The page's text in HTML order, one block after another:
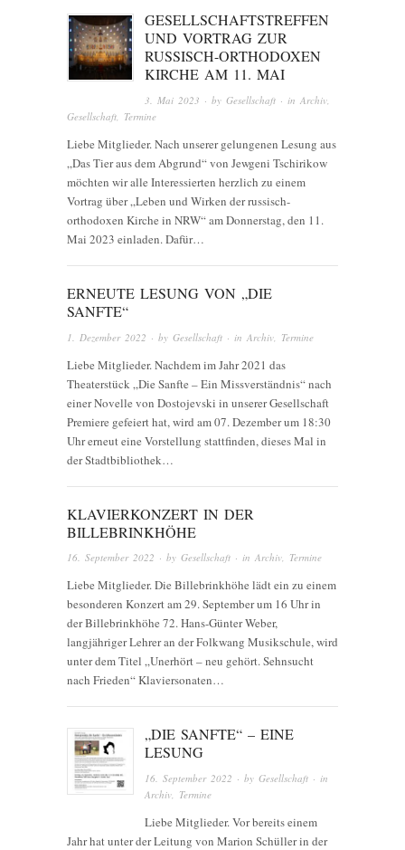
GESELLSCHAFTSTREFFEN
UND VORTRAG ZUR
RUSSISCH-ORTHODOXEN
KIRCHE AM 11. MAI
3. Mai 2023 · byGesellschaft · inArchiv
Gesellschaft Termine
Liebe Mitglieder. Nach unserer gelungenen Lesung aus
„Das Tier aus dem Abgrund“ von Jewgeni Tschirikow
möchten wir alle Interessierten herzlich zu einem
Vortrag über „Leben und Wirken der russisch-
orthodoxen Kirche in NRW“ am Donnerstag, den 11.
Mai 2023 einladen. Dafür…
ERNEUTE LESUNG VON „DIE
SANFTE“
1. Dezember 2022 · by Gesellschaft · in Archiv Termine
Liebe Mitglieder. Nachdem im Jahr 2021 das
Theaterstück „Die Sanfte – Ein Missverständnis“ nach
einer Novelle von Dostojevski in unserer Gesellschaft
Premiere gefeiert hat, wird am 07. Dezember um 18:30
Uhr erneut eine Vorstellung stattfinden, dieses Mal in
der Stadtbibliothek…
KLAVIERKONZERT IN DER
BILLEBRINKHÖHE
16. September 2022 · by Gesellschaft · in Archiv, Termine
Liebe Mitglieder. Die Billebrinkhöhe lädt ein zu einem
besonderen Konzert am 29. September um 16 Uhr in
der Billebrinkhöhe 72. Hans-Günter Weber,
langjähriger Lehrer an der Folkwang Musikschule, wird
unter dem Titel „Unerhört – neu gehört. Sehnsucht
nach Frieden“ Klaviersonaten…
„DIE SANFTE“ – EINE
LESUNG
16. September 2022 · byGesellschaft · in
Archiv Termine
Liebe Mitglieder. Vor bereits einem
Jahr hat unter der Leitung von Marion Schüller in der